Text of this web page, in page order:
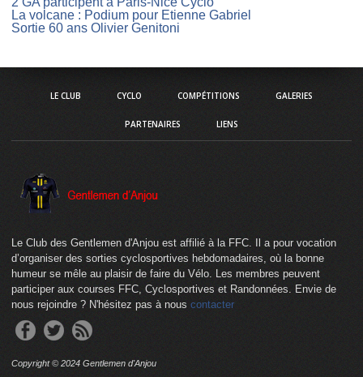
La volcane : Podium pour Etienne Gabriel
Sortie 60 ans Olivier Genitoni
LE CLUB CYCLO COMPÉTITIONS GALERIES
PARTENAIRES LIENS
Le Club des Gentlemen d'Anjou est affilié à la FFC. Il a pour vocation
d’organiser des sorties cyclosportives hebdomadaires, où la bonne
humeur se mêle au plaisir de faire du Vélo. Les membres peuvent
participer aux courses FFC, Cyclosportives et Randonnées. Envie de
nous rejoindre ? N'hésitez pas à nous contacter
Copyright © 2024 Gentlemen d'Anjou